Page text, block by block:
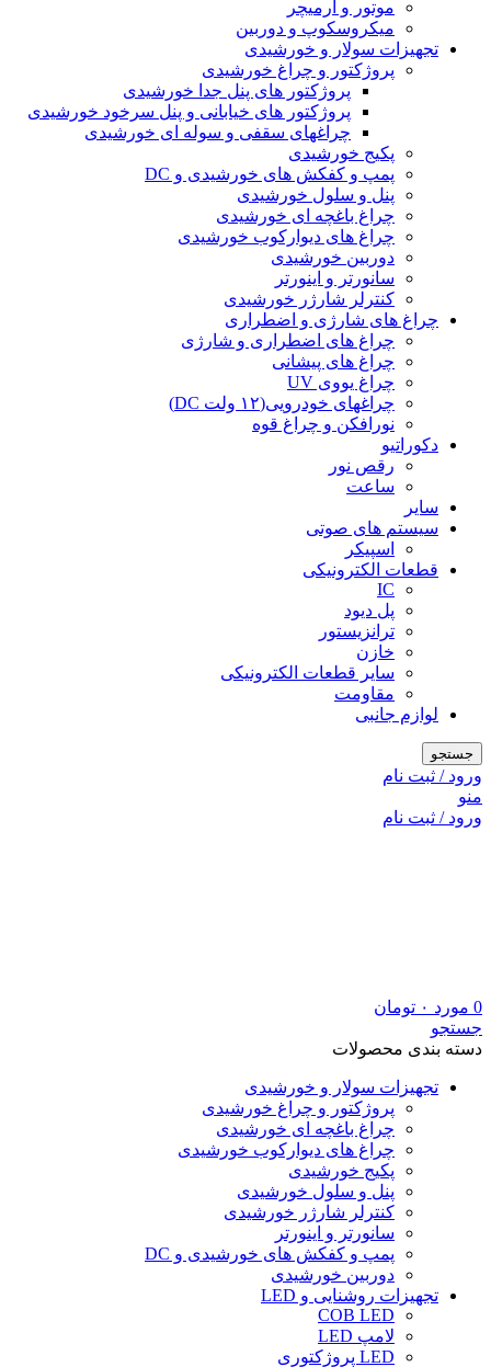
موتور و آرمیچر
میکروسکوپ و دوربین
تجهیزات سولار و خورشیدی
پروژکتور و چراغ خورشیدی
پروژکتور های پنل جدا خورشیدی
پروژکتور های خیابانی و پنل سرخود خورشیدی
چراغهای سقفی و سوله ای خورشیدی
پکیج خورشیدی
پمپ و کفکش های خورشیدی و DC
پنل و سلول خورشیدی
چراغ باغچه ای خورشیدی
چراغ های دیوارکوب خورشیدی
دوربین خورشیدی
سانورتر و اینورتر
کنترلر شارژر خورشیدی
چراغ های شارژی و اضطراری
چراغ های اضطراری و شارژی
چراغ های پیشانی
چراغ یووی UV
چراغهای خودرویی(۱۲ ولت DC)
نورافکن و چراغ قوه
دکوراتیو
رقص نور
ساعت
سایر
سیستم های صوتی
اسپیکر
قطعات الکترونیکی
IC
پل دیود
ترانزیستور
خازن
سایر قطعات الکترونیکی
مقاومت
لوازم جانبی
جستجو
ورود / ثبت نام
منو
ورود / ثبت نام
0 مورد ۰ تومان
جستجو
دسته بندی محصولات
تجهیزات سولار و خورشیدی
پروژکتور و چراغ خورشیدی
چراغ باغچه ای خورشیدی
چراغ های دیوارکوب خورشیدی
پکیج خورشیدی
پنل و سلول خورشیدی
کنترلر شارژر خورشیدی
سانورتر و اینورتر
پمپ و کفکش های خورشیدی و DC
دوربین خورشیدی
تجهیزات روشنایی و LED
COB LED
لامپ LED
LED پروژکتوری